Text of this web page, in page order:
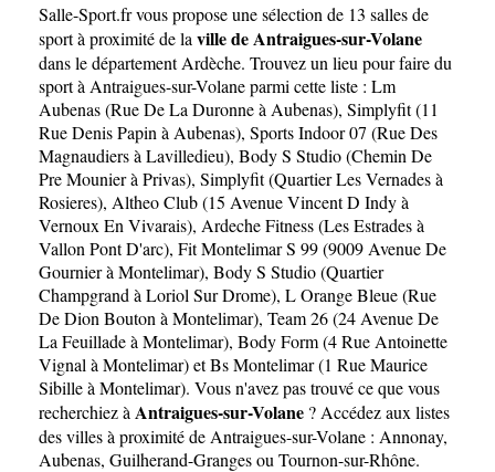
Volane
Salle-Sport.frvous propose une sélection de 13 salles de
sport à proximité de la ville de Antraigues-sur-Volane
dans le départementArdèche. Trouvez un lieu pour faire du
sport à Antraigues-sur-Volane parmi cette liste : Lm
Aubenas (Rue De La Duronne à Aubenas), Simplyfit (11
Rue Denis Papin à Aubenas), Sports Indoor 07 (Rue Des
Magnaudiers à Lavilledieu), Body S Studio (Chemin De
Pre Mounier à Privas), Simplyfit (Quartier Les Vernades à
Rosieres), Altheo Club (15 Avenue Vincent D Indy à
Vernoux En Vivarais), Ardeche Fitness (Les Estrades à
Vallon Pont D'arc), Fit Montelimar S 99 (9009 Avenue De
Gournier à Montelimar), Body S Studio (Quartier
Champgrand à Loriol Sur Drome), L Orange Bleue (Rue
De Dion Bouton à Montelimar), Team 26 (24 Avenue De
La Feuillade à Montelimar), Body Form (4 Rue Antoinette
Vignal à Montelimar)etBs Montelimar (1 Rue Maurice
Sibille à Montelimar). Vous n'avez pas trouvé ce que vous
recherchiez à Antraigues-sur-Volane ? Accédez aux listes
des villes à proximité de Antraigues-sur-Volane : Annonay,
Aubenas, Guilherand-Grangesou Tournon-sur-Rhône.